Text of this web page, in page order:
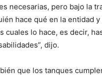
necesarias, pero bajo la
hace qué en la entidad
cuales lo hace, es decir,
dijo.
que los tanques